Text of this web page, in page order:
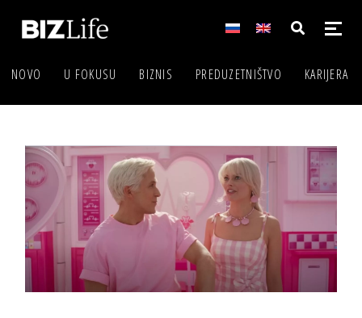
NOVO U FOKUSU BIZNIS PREDUZETNIŠTVO KARIJERA